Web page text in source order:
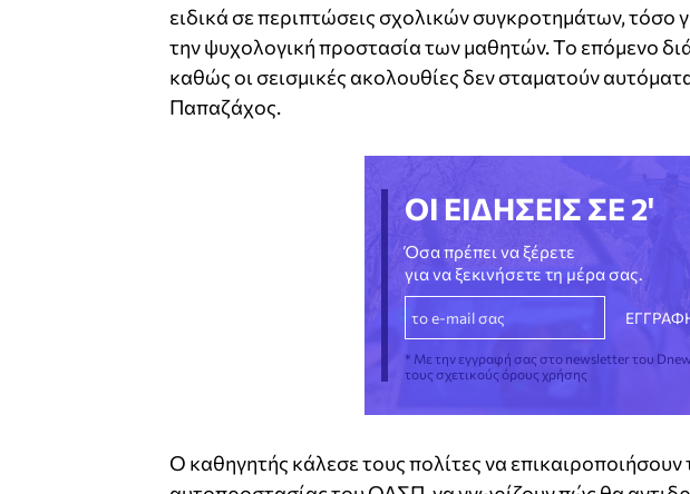
ειδικά σε περιπτώσεις σχολικών συγκροτημάτων, τόσο
την ψυχολογική προστασία των μαθητών. Το επόμενο
καθώς οι σεισμικές ακολουθίες δεν σταματούν
Παπαζάχος.
ΟΙ ΕΙΔΗΣΕΙΣ ΣΕ 2'
Όσα πρέπει να ξέρετε
για να ξεκινήσετε τη μέρα σας.
* Με την εγγραφή σας στο newsletter του
τους σχετικούς όρους χρήσης
Ο καθηγητής κάλεσε τους πολίτες να επικαιροποιήσουν